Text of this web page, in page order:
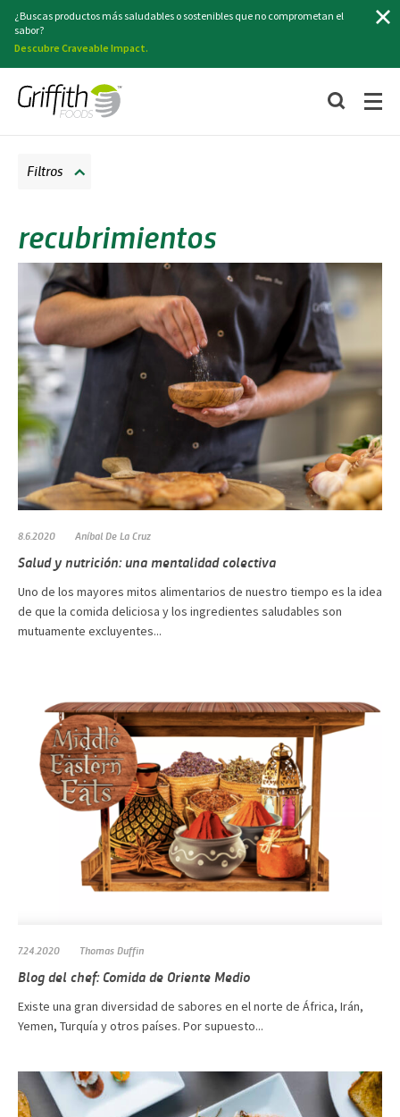
¿Buscas productos más saludables o sostenibles que no comprometan el
sabor?
Descubre Craveable Impact.
recubrimientos
Filtros
8.6.2020 Aníbal De La Cruz
Salud y nutrición: una mentalidad colectiva
Uno de los mayores mitos alimentarios de nuestro tiempo es la idea
de que la comida deliciosa y los ingredientes saludables son
mutuamente excluyentes...
7.24.2020 Thomas Duffin
Blog del chef: Comida de Oriente Medio
Existe una gran diversidad de sabores en el norte de África, Irán,
Yemen, Turquía y otros países. Por supuesto...